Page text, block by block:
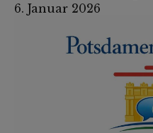
6. Januar 2026